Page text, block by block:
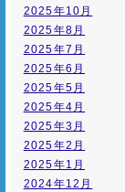
2025年10月
2025年8月
2025年7月
2025年6月
2025年5月
2025年4月
2025年3月
2025年2月
2025年1月
2024年12月